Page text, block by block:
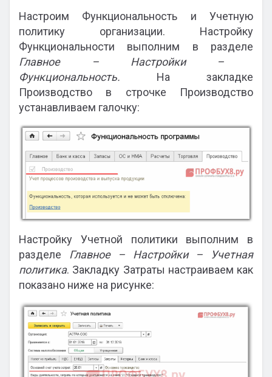
Настроим Функциональность и Учетную
политику организации. Настройку
Функциональности выполним в разделе
Главное – Настройки –
Функциональность. На закладке
Производство в строчке Производство
устанавливаем галочку:
Настройку Учетной политики выполним в
разделе Главное – Настройки – Учетная
политика. Закладку Затраты настраиваем как
показано ниже на рисунке: